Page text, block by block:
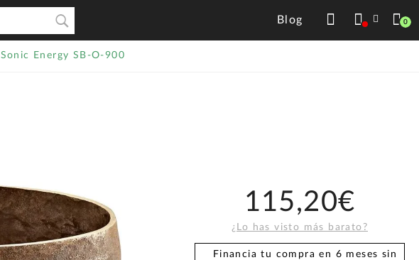
Blog 0
Sonic Energy SB-O-900
115,20€
¿Lo has visto más barato?
Financia tu compra en 6 meses sin